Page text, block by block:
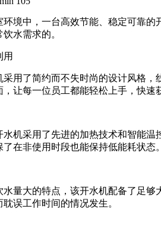
环境中，一台高效节能、稳定可靠
水需求的。
用
采用了简约而不失时尚的设计风格
让每一位员工都能轻松上手，快速
水机采用了先进的加热技术和智能
在非使用时段也能保持低能耗状
量大的特点，该开水机配备了足
误工作时间的情况发生。